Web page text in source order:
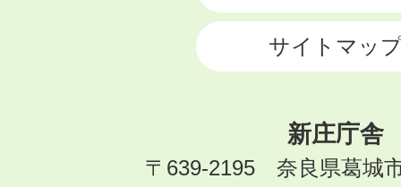
サイトマッ
新庄庁舎
〒639-2195 奈良県葛城